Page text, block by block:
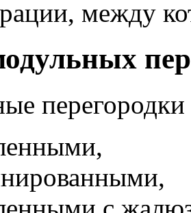
между